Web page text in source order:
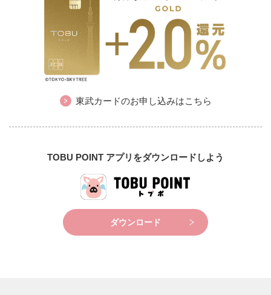
東武カードのお申し込みはこちら
TOBU POINT アプリをダウンロードしよう
ダウンロード